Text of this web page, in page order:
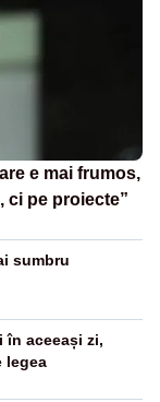
e mai frumos,
ci pe proiecte”
sumbru
în aceeași zi,
legea